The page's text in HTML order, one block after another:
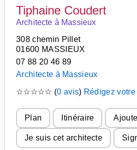
Tiphaine Coudert
Architecte à Massieux
308 chemin Pillet
01600 MASSIEUX
07 88 20 46 89
Architecte à Massieux
☆☆☆☆☆ (0 avis) Rédigez
Plan Itinéraire
Je suis cet architecte